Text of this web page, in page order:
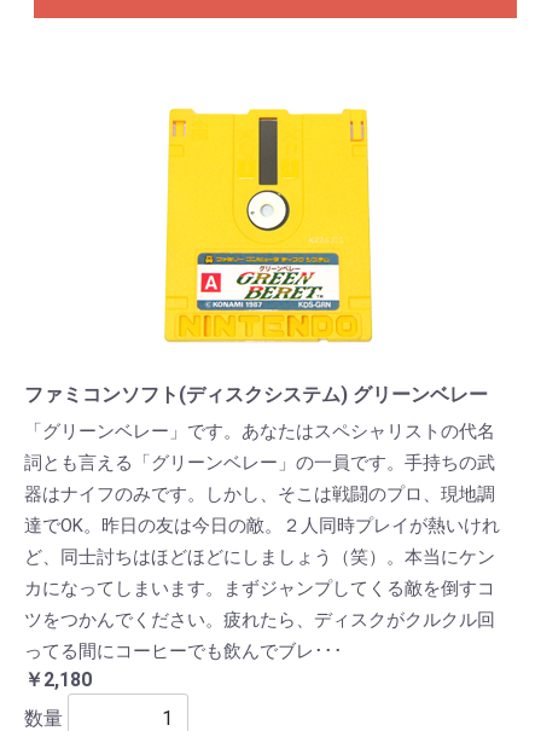
ファミコンソフト(ディスクシステム) グリーンベレー
「グリーンベレー」です。あなたはスペシャリストの代名
詞とも言える「グリーンベレー」の一員です。手持ちの武
器はナイフのみです。しかし、そこは戦闘のプロ、現地調
達でOK。昨日の友は今日の敵。２人同時プレイが熱いけれ
ど、同士討ちはほどほどにしましょう（笑）。本当にケン
カになってしまいます。まずジャンプしてくる敵を倒すコ
ツをつかんでください。疲れたら、ディスクがクルクル回
ってる間にコーヒーでも飲んでブレ･･･
￥2,180
数量